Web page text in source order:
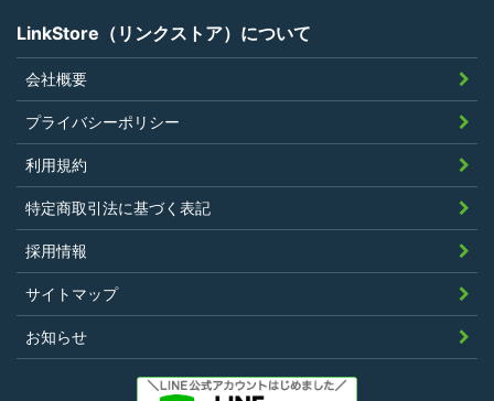
LinkStore（リンクストア）について
会社概要
プライバシーポリシー
利用規約
特定商取引法に基づく表記
採用情報
サイトマップ
お知らせ